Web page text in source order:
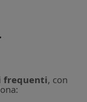
frequenti, con